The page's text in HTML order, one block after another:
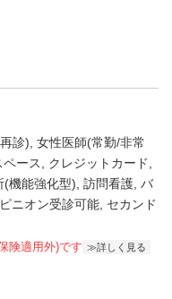
診) 女性医師(常勤/非常
ペース
クレジットカード
(機能強化型) 訪問看護 バ
ニオン受診可能 セカンド
険適用外)です 詳しく見る